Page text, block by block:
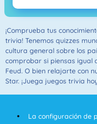
¡Comprueba tus
trivia! Tenemos quizzes
cultura general sobre los
comprobar si piensas igual
Feud. O bien relajarte con
Star. ¡Juega juegos trivia
La configuración de